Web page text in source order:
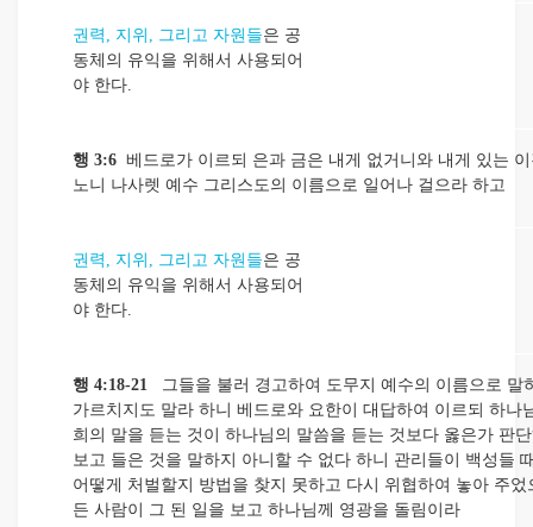
권력, 지위, 그리고 자원들은 공
동체의 유익을 위해서 사용되어
야 한다.
행 3:6 베드로가 이르되 은과 금은 내게 없거니와 내게 있는
노니 나사렛 예수 그리스도의 이름으로 일어나 걸으라 하고
권력, 지위, 그리고 자원들은 공
동체의 유익을 위해서 사용되어
야 한다.
행 4:18-21 그들을 불러 경고하여 도무지 예수의 이름으로 말
가르치지도 말라 하니 베드로와 요한이 대답하여 이르되 하나
희의 말을 듣는 것이 하나님의 말씀을 듣는 것보다 옳은가 판
보고 들은 것을 말하지 아니할 수 없다 하니 관리들이 백성들
어떻게 처벌할지 방법을 찾지 못하고 다시 위협하여 놓아 주었
든 사람이 그 된 일을 보고 하나님께 영광을 돌림이라